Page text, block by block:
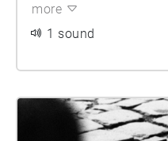
more
1 sound